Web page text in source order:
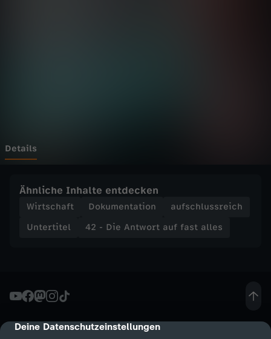
cmp-dialog-description
Deine Datenschutzeinstellungen
t
u
a
s
Details
Ähnliche Inhalte entdecken
Wirtschaft Dokumentation
aufschlussreich
Untertitel
42 - Die Antwort auf fast alles